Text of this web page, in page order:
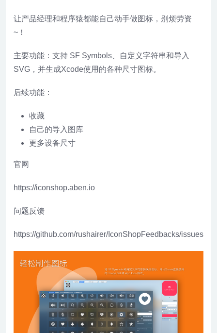
让产品经理和程序猿都能自己动手做图标，别烦劳资
~！
主要功能：支持 SF Symbols、自定义字符串和导入
SVG，并生成Xcode使用的各种尺寸图标。
后续功能：
收藏
自己的导入图库
更多设备尺寸
官网
https://iconshop.aben.io
问题反馈
https://github.com/rushairer/IconShopFeedbacks/issues